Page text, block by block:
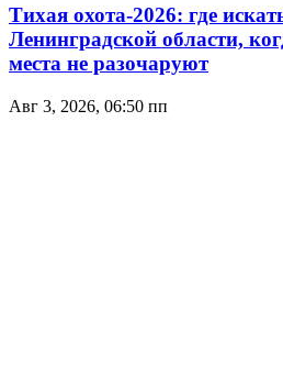
Тихая охота-2026: где
Ленинградской области,
места не разочаруют
Авг 3, 2026, 06:50 пп